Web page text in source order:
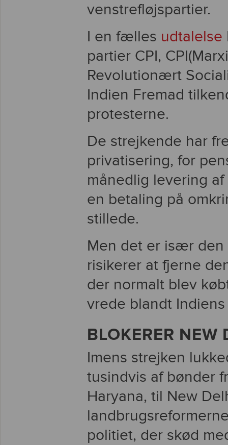
venstrefløjspartier.
I en fælles udtalelse
partier CPI,
Revolutionært
Indien Fremad
protesterne.
De strejkende har
privatisering, for
månedlig levering
en betaling på
stillede.
Men det er især den
risikerer at fjerne
der normalt blev
vrede blandt
BLOKERER NEW
Imens strejken
tusindvis af bønder
Haryana, til New
politiet, der skød